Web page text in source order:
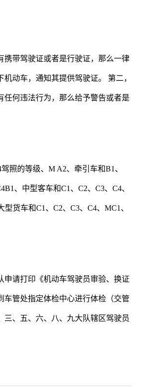
携带驾驶证或者是行驶证，那么一律
动车，通知其提供驾驶证。 第二，
任何违法行为，那么给予警告或者是
照的等级、M A2、牵引车和B1、
、中型客车和C1、C2、C3、C4、
货车和C1、C2、C3、C4、MC1、
请打印《机动车驾驶员审验、换证
管处指定体检中心进行体检（交管
、五、六、八、九大队辖区驾驶员